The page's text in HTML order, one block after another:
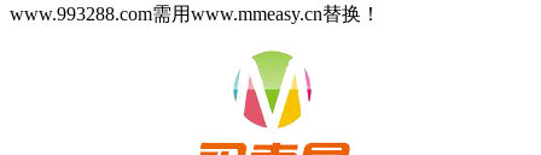
www.993288.com需用www.mmeasy.cn替换！